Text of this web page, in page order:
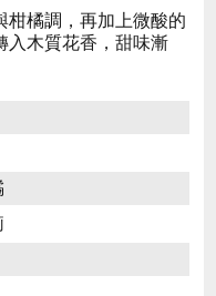
柑橘調，再加上微酸的
入木質花香，甜味漸